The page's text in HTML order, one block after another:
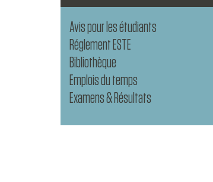
Avis pour les étudiants
Réglement ESTE
Bibliothèque
Emplois du temps
Examens & Résultats